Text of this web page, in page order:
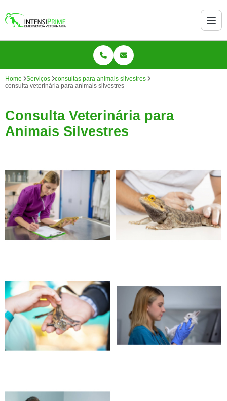
Home Serviços
consultas para animais silvestres
consulta veterinária para animais silvestres
Consulta Veterinária para
Animais Silvestres